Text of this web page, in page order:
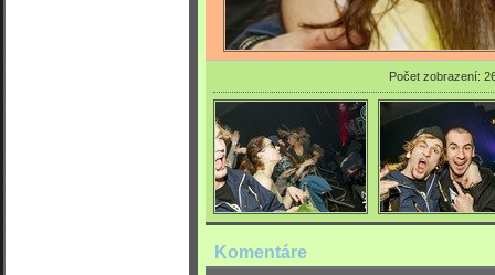
Počet zobrazení:
Komentáre